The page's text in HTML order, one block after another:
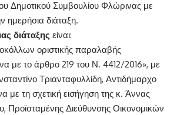
Δημοτικού Συμβουλίου Φλώρινας με
ημερήσια διάταξη.
διάταξης είναι:
οριστικής παραλαβής
με το άρθρο 219 του Ν. 4412/2016», με
Τριανταφυλλίδη, Αντιδήμαρχο
τη σχετική εισήγηση της κ. Άννας
Προϊσταμένης Διεύθυνσης Οικονομικών